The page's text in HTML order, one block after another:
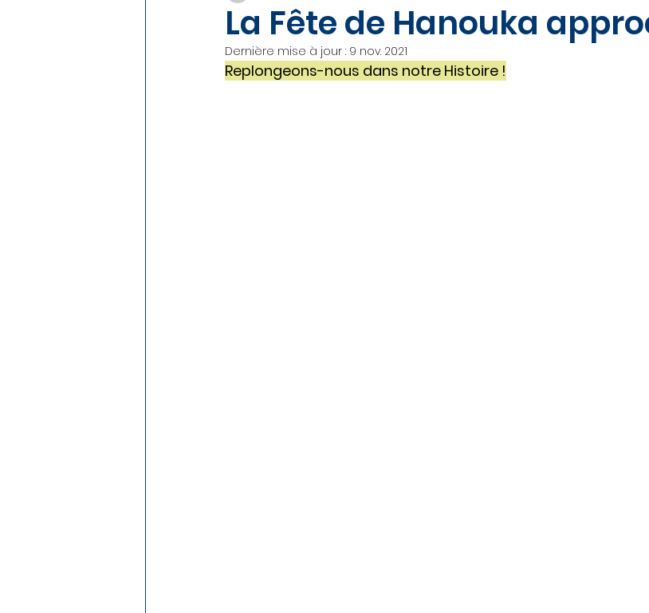
La Fête de Hanouka
Dernière mise à jour : 9 nov. 2021
Replongeons-nous dans notre Histoire !